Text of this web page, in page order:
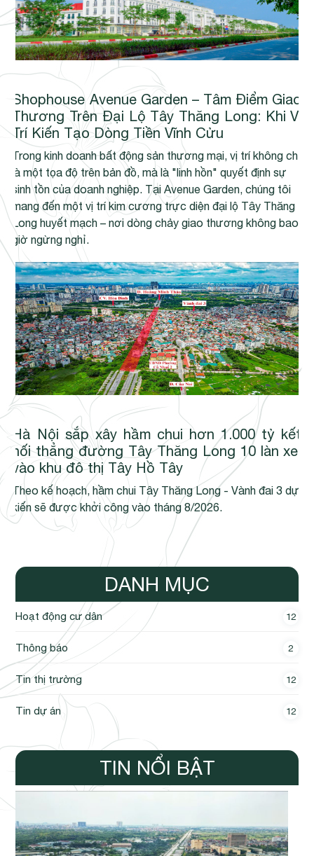
Shophouse Avenue Garden – Tâm Điểm Giao
Thương Trên Đại Lộ Tây Thăng Long: Khi Vị
Trí Kiến Tạo Dòng Tiền Vĩnh Cửu
Trong kinh doanh bất động sản thương mại, vị trí không chỉ
là một tọa độ trên bản đồ, mà là "linh hồn" quyết định sự
sinh tồn của doanh nghiệp. Tại Avenue Garden, chúng tôi
mang đến một vị trí kim cương trực diện đại lộ Tây Thăng
Long huyết mạch – nơi dòng chảy giao thương không bao
giờ ngừng nghỉ.
Hà Nội sắp xây hầm chui hơn 1.000 tỷ kết
nối thẳng đường Tây Thăng Long 10 làn xe,
vào khu đô thị Tây Hồ Tây
Theo kế hoạch, hầm chui Tây Thăng Long - Vành đai 3 dự
kiến sẽ được khởi công vào tháng 8/2026.
DANH MỤC
Hoạt động cư dân 12
Thông báo 2
Tin thị trường 12
Tin dự án 12
TIN NỔI BẬT